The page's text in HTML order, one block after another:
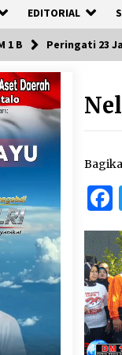
EDITORIAL
1 B Peringati 23